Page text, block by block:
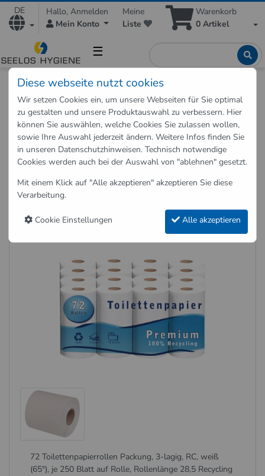
DE
Hallo, Anmelden
Mein Konto
Meine
Liste
Warenkorb
0 Artikel
☰
Shop
Papierprodukte
Toilettenpapier 3-lagig 72 Rollen Pack
Zurück zu "Papierprodukte"
Toilettenpapier 3-lagig 72 Rollen
Pack
Art.-Nr.: T3-250-Z
72 Toilettenpapierrollen Packung, 3-lagig, RC, weiß
(65°), je 250 Blatt auf Rolle, Rollenlänge 28,5 Recycling
Diese webseite nutzt cookies
Wir setzen Cookies ein, um unsere Webseiten für Sie optimal
zu gestalten und unsere Produktauswahl zu verbessern. Hier
können Sie auswählen, welche Cookies Sie zulassen wollen,
sowie Ihre Auswahl jederzeit ändern. Weitere Infos finden Sie
in unseren Datenschutzhinweisen. Technisch notwendige
Cookies werden auch bei der Auswahl von "ablehnen" gesetzt.
Mit einem Klick auf "Alle akzeptieren" akzeptieren Sie diese
Verarbeitung.
Cookie Einstellungen Alle akzeptieren